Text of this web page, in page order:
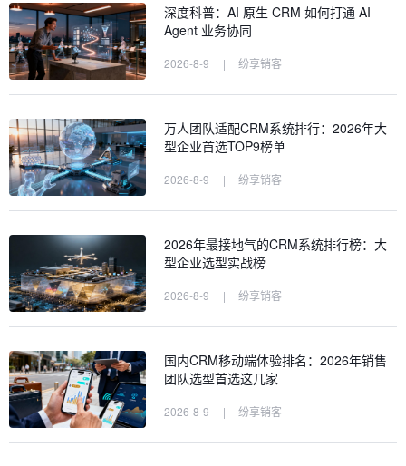
深度科普：AI 原生 CRM 如何打通 AI
Agent 业务协同
2026-8-9 | 纷享销客
万人团队适配CRM系统排行：2026年大
型企业首选TOP9榜单
2026-8-9 | 纷享销客
2026年最接地气的CRM系统排行榜：大
型企业选型实战榜
2026-8-9 | 纷享销客
国内CRM移动端体验排名：2026年销售
团队选型首选这几家
2026-8-9 | 纷享销客